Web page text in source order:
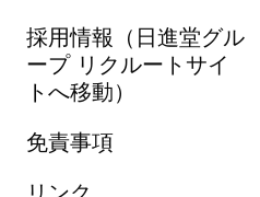
採用情報（日進堂グル
ープ リクルートサイ
トへ移動）
免責事項
リンク